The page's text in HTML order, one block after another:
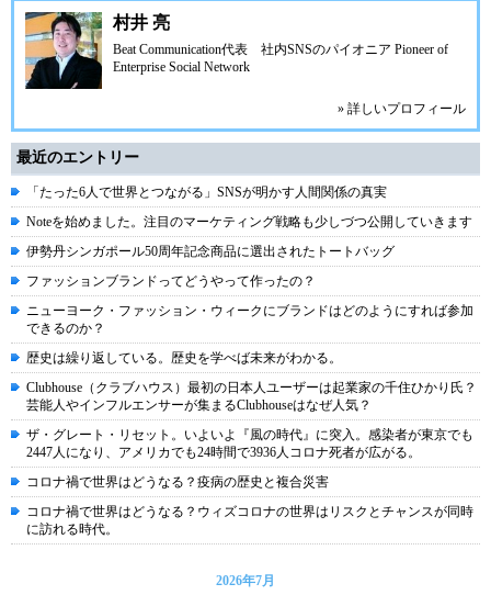
村井 亮
Beat Communication代表 社内SNSのパイオニア Pioneer of
Enterprise Social Network
» 詳しいプロフィール
最近のエントリー
「たった6人で世界とつながる」SNSが明かす人間関係の真実
Noteを始めました。注目のマーケティング戦略も少しづつ公開していきます
伊勢丹シンガポール50周年記念商品に選出されたトートバッグ
ファッションブランドってどうやって作ったの？
ニューヨーク・ファッション・ウィークにブランドはどのようにすれば参加
できるのか？
歴史は繰り返している。歴史を学べば未来がわかる。
Clubhouse（クラブハウス）最初の日本人ユーザーは起業家の千住ひかり氏？
芸能人やインフルエンサーが集まるClubhouseはなぜ人気？
ザ・グレート・リセット。いよいよ『風の時代』に突入。感染者が東京でも
2447人になり、アメリカでも24時間で3936人コロナ死者が広がる。
コロナ禍で世界はどうなる？疫病の歴史と複合災害
コロナ禍で世界はどうなる？ウィズコロナの世界はリスクとチャンスが同時
に訪れる時代。
2026年7月